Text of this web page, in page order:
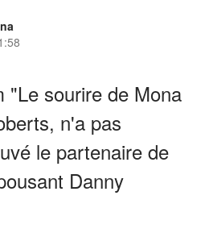
"Le sourire de Mona
n'a pas
le partenaire de
Danny